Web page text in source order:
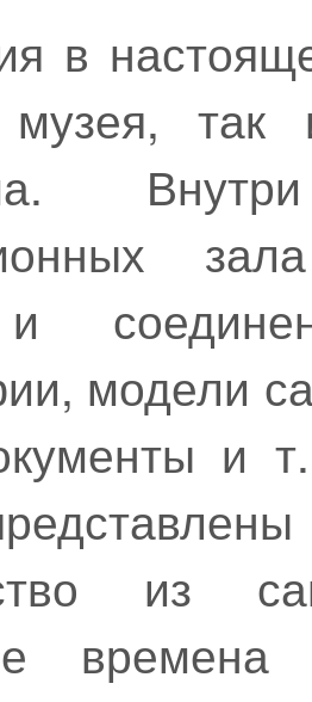
в
так
модели
и
из